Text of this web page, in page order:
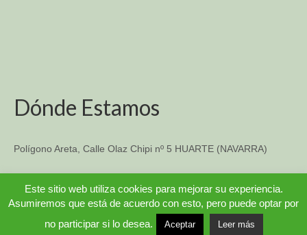
Dónde Estamos
Polígono Areta, Calle Olaz Chipi nº 5 HUARTE (NAVARRA)
TFO: 948 33-14-57
© 2026 COMERCIAL TUBOFERRO [Una web MILLENIUMWEB]
Este sitio web utiliza cookies para mejorar su experiencia.
Asumiremos que está de acuerdo con esto, pero puede optar por
no participar si lo desea.
Aceptar Leer más